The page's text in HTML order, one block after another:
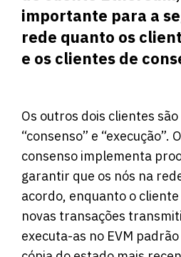
importante para a
rede quanto os
e os clientes de
Os outros dois clientes
“consenso” e “execução”.
consenso implementa
garantir que os nós na
acordo, enquanto o cliente
novas transações
executa-as no EVM